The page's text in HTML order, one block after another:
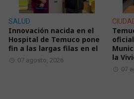
SALUD
Innovación nacida en el
Hospital de Temuco pone
fin a las largas filas en el
07 agosto, 2026
la
07